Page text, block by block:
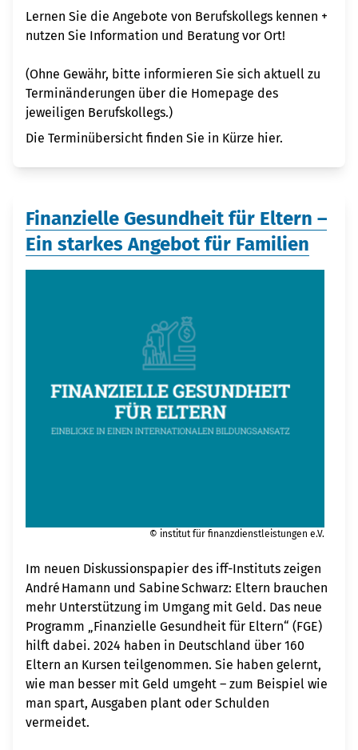
Lernen Sie die Angebote von Berufskollegs kennen +
nutzen Sie Information und Beratung vor Ort!
(Ohne Gewähr, bitte informieren Sie sich aktuell zu
Terminänderungen über die Homepage des
jeweiligen Berufskollegs.)
Die Terminübersicht finden Sie in Kürze hier.
Finanzielle Gesundheit für Eltern –
Ein starkes Angebot für Familien
© institut für finanzdienstleistungen e.V.
Im neuen Diskussionspapier des iff-Instituts zeigen
André Hamann und Sabine Schwarz: Eltern brauchen
mehr Unterstützung im Umgang mit Geld. Das neue
Programm „Finanzielle Gesundheit für Eltern“ (FGE)
hilft dabei. 2024 haben in Deutschland über 160
Eltern an Kursen teilgenommen. Sie haben gelernt,
wie man besser mit Geld umgeht – zum Beispiel wie
man spart, Ausgaben plant oder Schulden
vermeidet.